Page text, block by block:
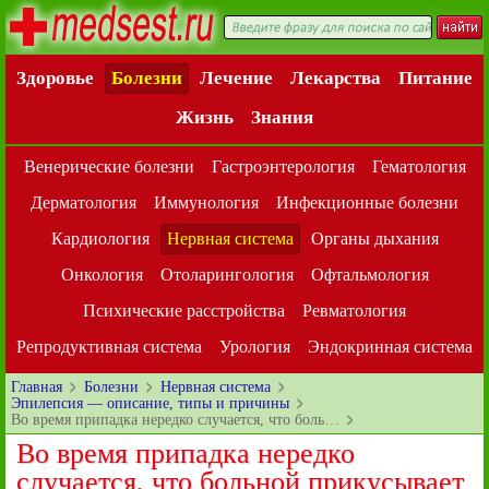
Здоровье Болезни Лечение Лекарства
Питание
Жизнь
Знания
Венерические болезни Гастроэнтерология
Гематология
Дерматология
Иммунология
Инфекционные болезни
Кардиология
Нервная система
Органы дыхания
Онкология
Отоларингология
Офтальмология
Психические расстройства
Ревматология
Репродуктивная система
Урология Эндокринная система
Главная Болезни
Нервная система
Эпилепсия — описание, типы и причины
Во время припадка нередко случается, что боль…
Во время припадка нередко
случается, что больной прикусывает